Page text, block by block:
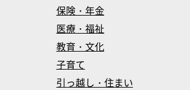
保険・年金
医療・福祉
教育・文化
子育て
引っ越し・住まい